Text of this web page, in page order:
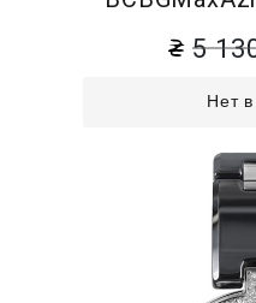
5
Нет